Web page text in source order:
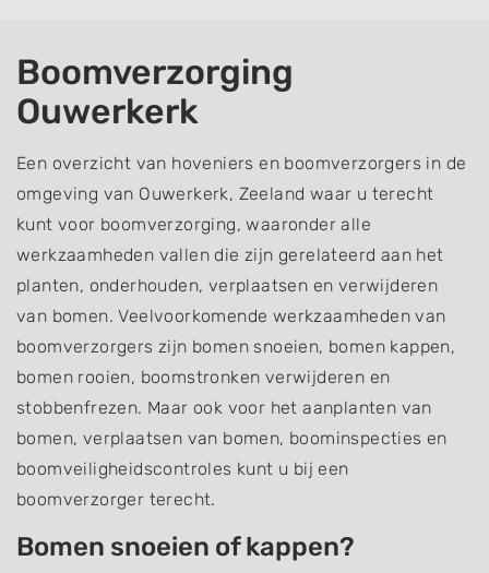
Boomverzorging
Ouwerkerk
Een overzicht van hoveniers en boomverzorgers in de
omgeving van Ouwerkerk, Zeeland waar u terecht
kunt voor boomverzorging, waaronder alle
werkzaamheden vallen die zijn gerelateerd aan het
planten, onderhouden, verplaatsen en verwijderen
van bomen. Veelvoorkomende werkzaamheden van
boomverzorgers zijn bomen snoeien, bomen kappen,
bomen rooien, boomstronken verwijderen en
stobbenfrezen. Maar ook voor het aanplanten van
bomen, verplaatsen van bomen, boominspecties en
boomveiligheidscontroles kunt u bij een
boomverzorger terecht.
Bomen snoeien of kappen?